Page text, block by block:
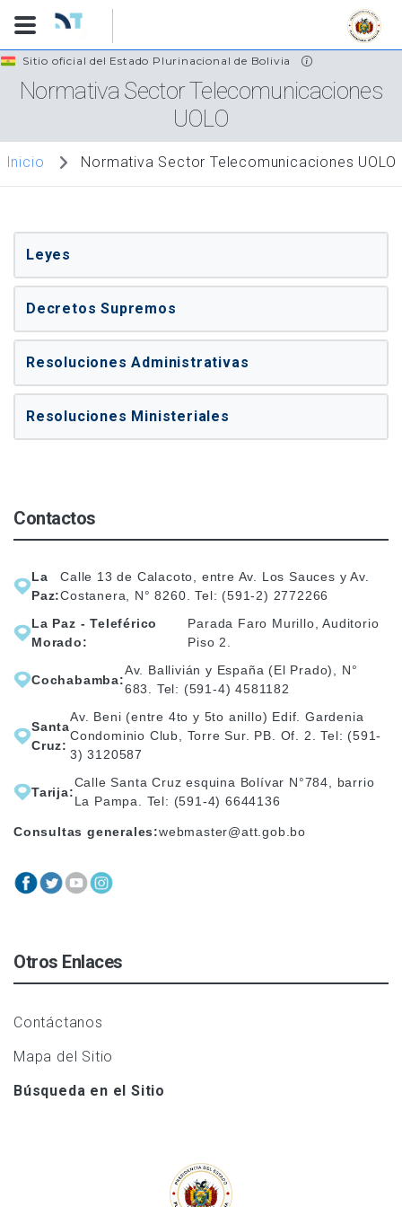
Pasar
al
contenido
principal
Sitio oficial del Estado Plurinacional de Bolivia
Normativa Sector Telecomunicaciones
UOLO
Inicio Normativa Sector Telecomunicaciones UOLO
Leyes
Decretos Supremos
Resoluciones Administrativas
Resoluciones Ministeriales
Contactos
La
Paz:
Calle 13 de Calacoto, entre Av. Los Sauces y Av.
Costanera, N° 8260. Tel: (591-2) 2772266
La Paz - Teleférico
Morado:
Parada Faro Murillo, Auditorio
Piso 2.
Cochabamba:
Av. Ballivián y España (El Prado), N°
683. Tel: (591-4) 4581182
Santa
Cruz:
Av. Beni (entre 4to y 5to anillo) Edif. Gardenia
Condominio Club, Torre Sur. PB. Of. 2. Tel: (591-
3) 3120587
Tarija:
Calle Santa Cruz esquina Bolívar N°784, barrio
La Pampa. Tel: (591-4) 6644136
Consultas generales:webmaster@att.gob.bo
Otros Enlaces
Contáctanos
Mapa del Sitio
Búsqueda en el Sitio